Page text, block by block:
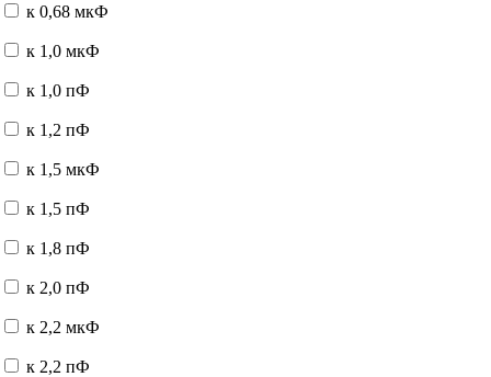
к 0,68 мкФ
к 1,0 мкФ
к 1,0 пФ
к 1,2 пФ
к 1,5 мкФ
к 1,5 пФ
к 1,8 пФ
к 2,0 пФ
к 2,2 мкФ
к 2,2 пФ